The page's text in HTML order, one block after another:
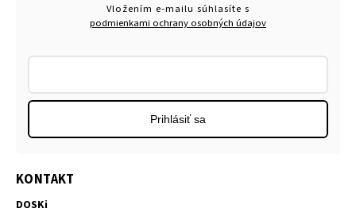
KONTAKT
DOSKi
Vložením e-mailu súhlasíte s
podmienkami ochrany osobných údajov
Prihlásiť sa